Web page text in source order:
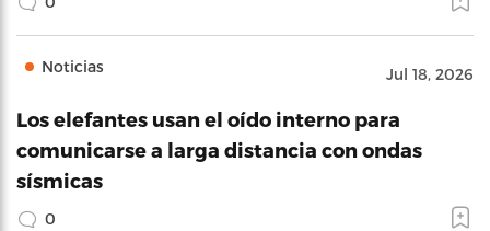
Noticias Jul 18, 2026
Los elefantes usan el oído interno para
comunicarse a larga distancia con ondas
sísmicas
0